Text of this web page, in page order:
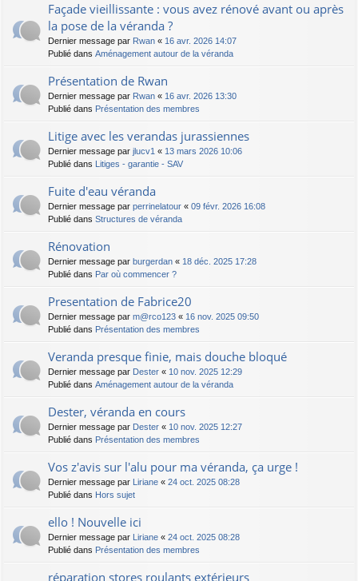
Façade vieillissante : vous avez rénové avant ou après
la pose de la véranda ?
Dernier message par Rwan « 16 avr. 2026 14:07
Publié dans Aménagement autour de la véranda
Présentation de Rwan
Dernier message par Rwan « 16 avr. 2026 13:30
Publié dans Présentation des membres
Litige avec les verandas jurassiennes
Dernier message par jlucv1 « 13 mars 2026 10:06
Publié dans
Litiges - garantie - SAV
Fuite d'eau véranda
Dernier message par perrinelatour « 09 févr. 2026 16:08
Publié dans Structures de véranda
Rénovation
Dernier message par burgerdan « 18 déc. 2025 17:28
Publié dans Par où commencer ?
Presentation de Fabrice20
Dernier message par m@rco123 « 16 nov. 2025 09:50
Publié dans Présentation des membres
Veranda presque finie, mais douche bloqué
Dernier message par Dester « 10 nov. 2025 12:29
Publié dans Aménagement autour de la véranda
Dester, véranda en cours
Dernier message par Dester « 10 nov. 2025 12:27
Publié dans Présentation des membres
Vos z'avis sur l'alu pour ma véranda, ça urge !
Dernier message par Liriane « 24 oct. 2025 08:28
Publié dans Hors sujet
ello ! Nouvelle ici
Dernier message par Liriane « 24 oct. 2025 08:28
Publié dans Présentation des membres
réparation stores roulants extérieurs